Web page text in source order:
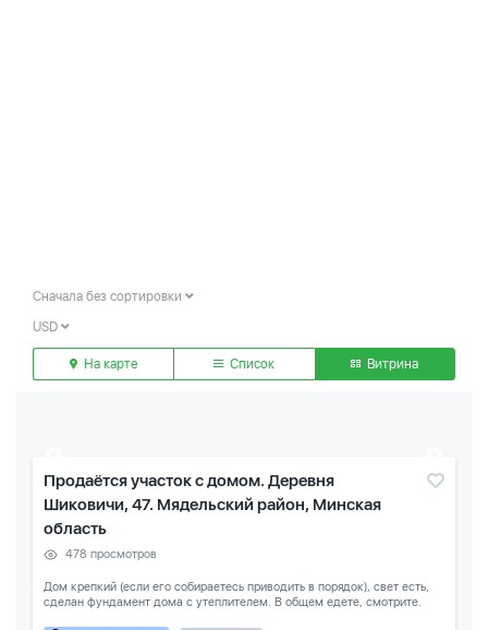
Сначала без сортировки
USD
На карте Список Витрина
Продаётся участок с домом. Деревня
Шиковичи, 47. Мядельский район, Минская
область
478 просмотров
Дом крепкий (если его собираетесь приводить в порядок), свет есть,
сделан фундамент дома с утеплителем. В общем едете, смотрите.